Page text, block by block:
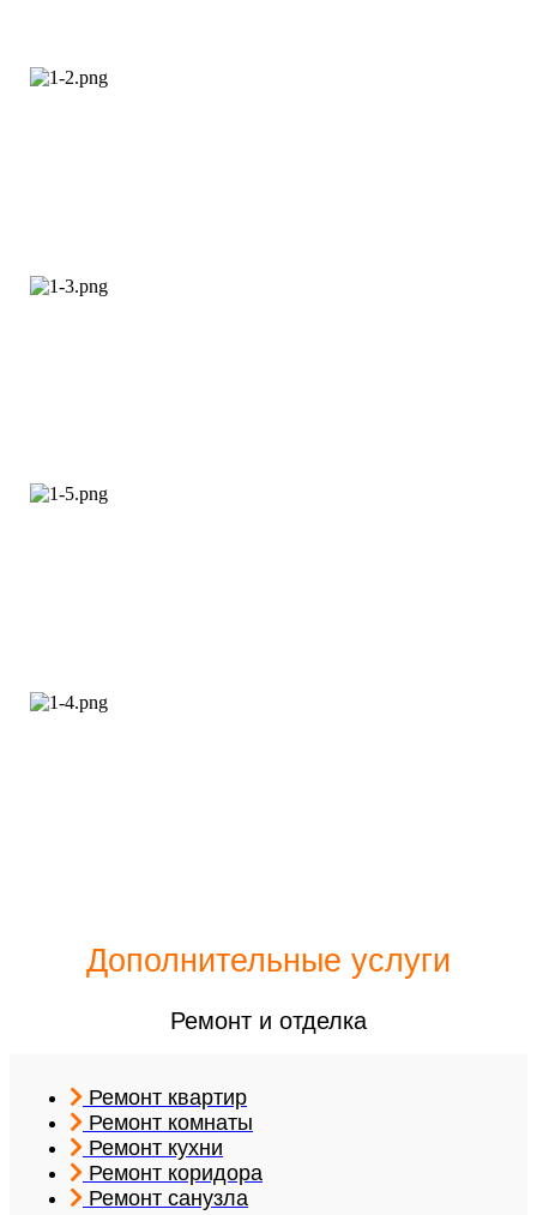
Дополнительные услуги
Ремонт и отделка
Ремонт квартир
Ремонт комнаты
Ремонт кухни
Ремонт коридора
Ремонт санузла